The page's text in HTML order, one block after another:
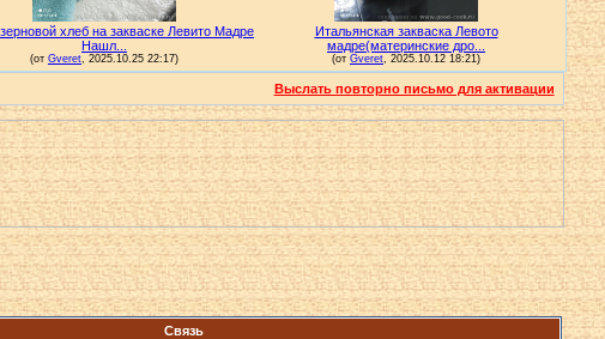
Выслать повторно письмо для активации
Связь